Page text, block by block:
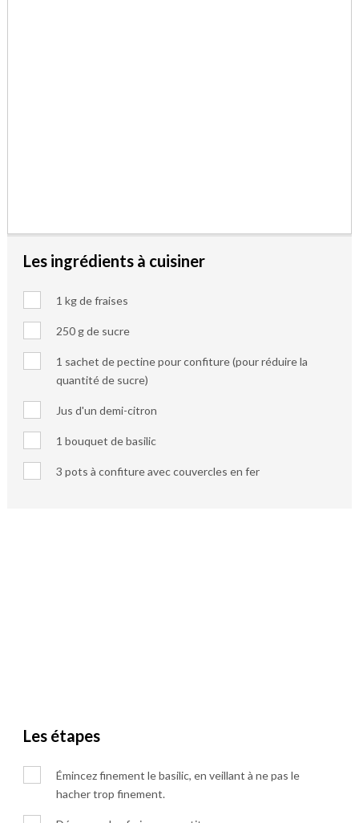
Les ingrédients à cuisiner
1 kg de fraises
250 g de sucre
1 sachet de pectine pour confiture (pour réduire la
quantité de sucre)
Jus d'un demi-citron
1 bouquet de basilic
3 pots à confiture avec couvercles en fer
Les étapes
Émincez finement le basilic, en veillant à ne pas le
hacher trop finement.